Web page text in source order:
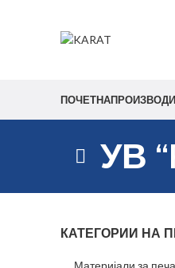
ПОЧЕТНАПРОИЗВОДИ
УВ
КАТЕГОРИИ НА
Материјали за